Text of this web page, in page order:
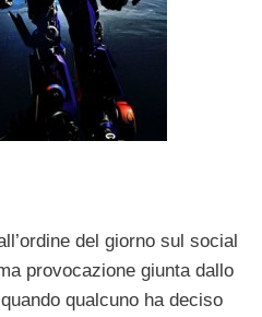
del giorno sul social
provocazione giunta dallo
qualcuno ha deciso